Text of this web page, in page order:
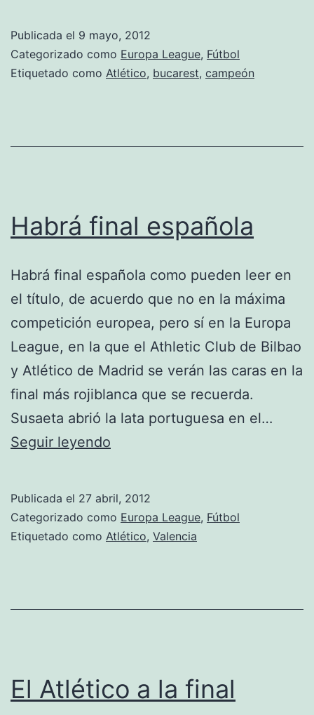
en
Publicada el 9 mayo, 2012
Categorizado como Europa League, Fútbol
Etiquetado como Atlético, bucarest, campeón
Habrá final española
Habrá final española como pueden leer en
el título, de acuerdo que no en la máxima
competición europea, pero sí en la Europa
League, en la que el Athletic Club de Bilbao
y Atlético de Madrid se verán las caras en la
final más rojiblanca que se recuerda.
Susaeta abrió la lata portuguesa en el…
Seguir leyendo
Publicada el 27 abril, 2012
Categorizado como Europa League, Fútbol
Etiquetado como Atlético, Valencia
El Atlético a la final